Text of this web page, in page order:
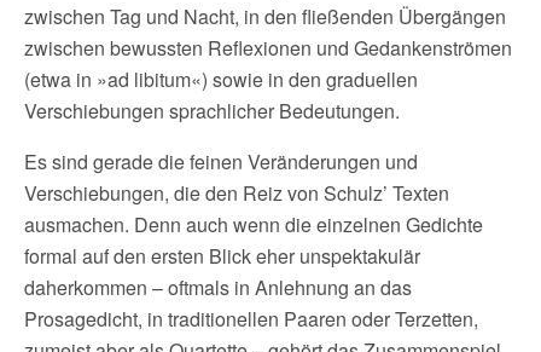
zwischen Tag und Nacht, in den fließenden Übergängen
zwischen bewussten Reflexionen und Gedankenströmen
(etwa in »ad libitum«) sowie in den graduellen
Verschiebungen sprachlicher Bedeutungen.
Es sind gerade die feinen Veränderungen und
Verschiebungen, die den Reiz von Schulz’ Texten
ausmachen. Denn auch wenn die einzelnen Gedichte
formal auf den ersten Blick eher unspektakulär
daherkommen – oftmals in Anlehnung an das
Prosagedicht, in traditionellen Paaren oder Terzetten,